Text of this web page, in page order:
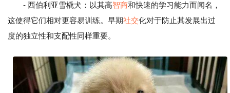
- 西伯利亚雪橇犬：以其高智商和快速的学习能力而闻名，
这使得它们相对更容易训练。早期社交化对于防止其发展出过
度的独立性和支配性同样重要。